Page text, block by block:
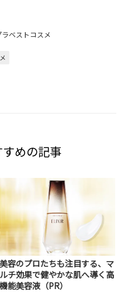
ベストコスメ
めの記事
美容のプロたちも注目する、マ
ルチ効果で健やかな肌へ導く高
機能美容液（PR）